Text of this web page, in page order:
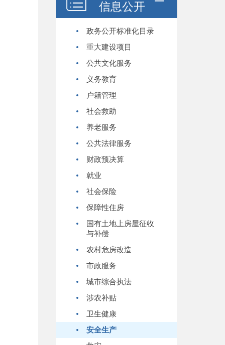
信息公开
政务公开标准化目录
重大建设项目
公共文化服务
义务教育
户籍管理
社会救助
养老服务
公共法律服务
财政预决算
就业
社会保险
保障性住房
国有土地上房屋征收
与补偿
农村危房改造
市政服务
城市综合执法
涉农补贴
卫生健康
安全生产